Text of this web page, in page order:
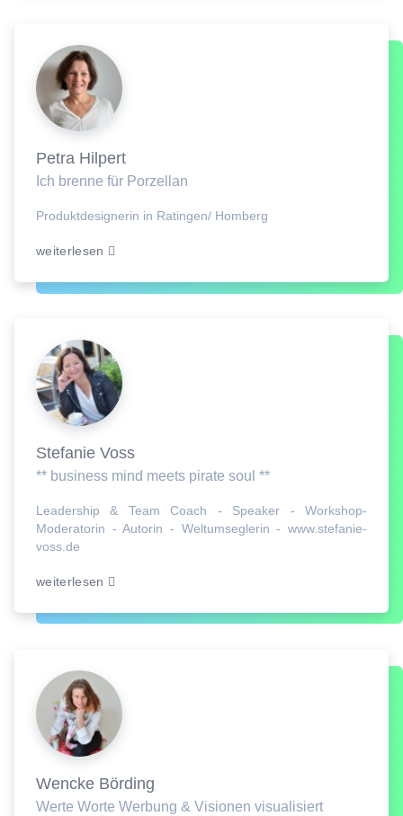
Petra Hilpert
Ich brenne für Porzellan
Produktdesignerin in Ratingen/ Homberg
weiterlesen
Stefanie Voss
** business mind meets pirate soul **
Leadership & Team Coach - Speaker - Workshop-
Moderatorin - Autorin - Weltumseglerin - www.stefanie-
voss.de
weiterlesen
Wencke Börding
Werte Worte Werbung & Visionen visualisiert